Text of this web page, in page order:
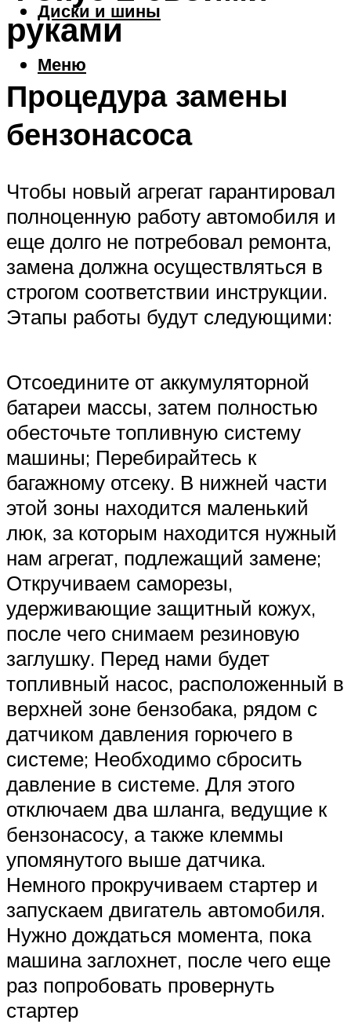
Диски и шины
Меню
руками
Процедура замены
бензонасоса
Чтобы новый агрегат гарантировал
полноценную работу автомобиля и
еще долго не потребовал ремонта,
замена должна осуществляться в
строгом соответствии инструкции.
Этапы работы будут следующими:
Отсоедините от аккумуляторной
батареи массы, затем полностью
обесточьте топливную систему
машины; Перебирайтесь к
багажному отсеку. В нижней части
этой зоны находится маленький
люк, за которым находится нужный
нам агрегат, подлежащий замене;
Откручиваем саморезы,
удерживающие защитный кожух,
после чего снимаем резиновую
заглушку. Перед нами будет
топливный насос, расположенный в
верхней зоне бензобака, рядом с
датчиком давления горючего в
системе; Необходимо сбросить
давление в системе. Для этого
отключаем два шланга, ведущие к
бензонасосу, а также клеммы
упомянутого выше датчика.
Немного прокручиваем стартер и
запускаем двигатель автомобиля.
Нужно дождаться момента, пока
машина заглохнет, после чего еще
раз попробовать провернуть
стартер